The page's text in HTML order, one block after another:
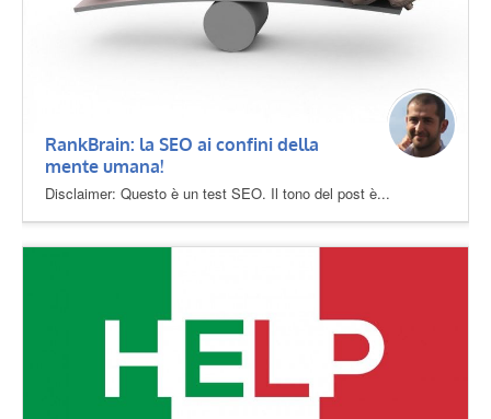
RankBrain: la SEO ai confini della
mente umana!
Disclaimer: Questo è un test SEO. Il tono del post è...